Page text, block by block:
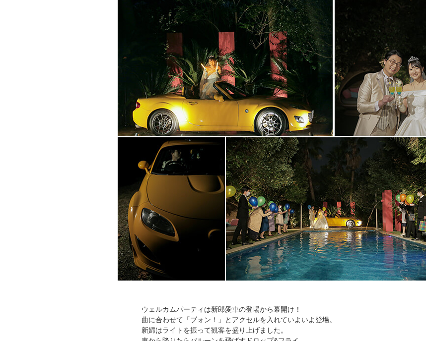
ウェルカムパーティは新郎愛車の登場から幕開け！
曲に合わせて「ブォン！」とアクセルを入れていよいよ登場。
新婦はライトを振って観客を盛り上げました。